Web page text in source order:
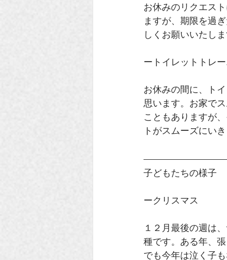
お休みのリクエス
ますが、期限を過
しくお願いいたしま
ートイレットトレ
お休みの間に、ト
思います。お家で
こともありますが
トがスムーズにい
子どもたちの様子
ークリスマス
１２月最後の週は
種です。ある年、
でも今年は泣く子